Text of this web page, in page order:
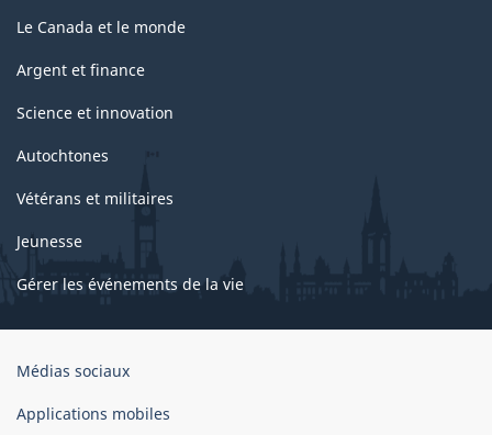
Le Canada et le monde
Argent et finance
Science et innovation
Autochtones
Vétérans et militaires
Jeunesse
Gérer les événements de la vie
Organisation
gouvernement
Médias sociaux
Applications mobiles